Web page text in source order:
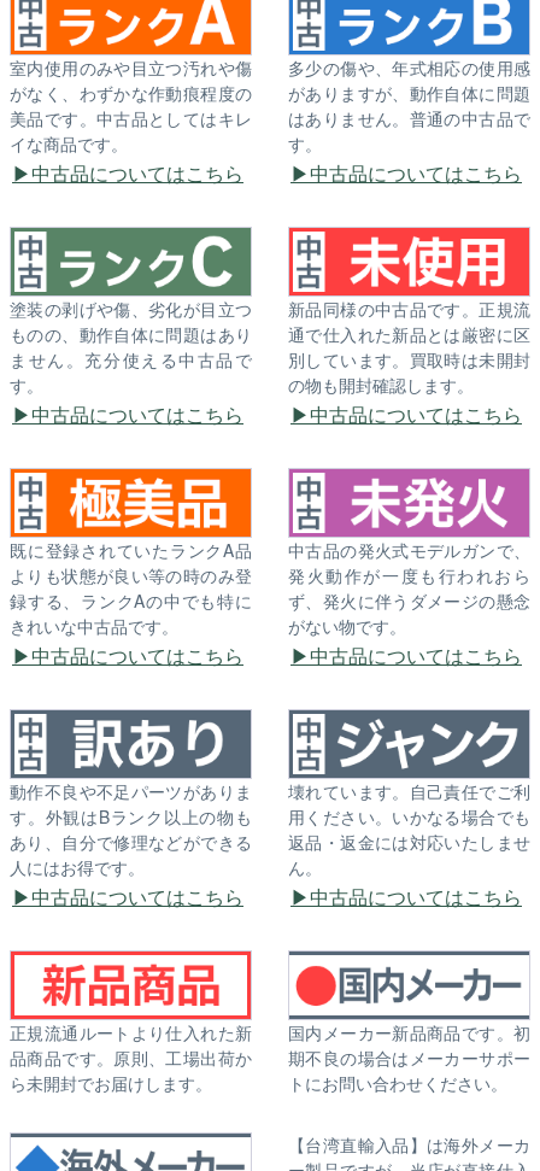
室内使用のみや目立つ汚れや傷
がなく、わずかな作動痕程度の
美品です。中古品としてはキレ
イな商品です。
中古品についてはこちら
多少の傷や、年式相応の使用感
がありますが、動作自体に問題
はありません。普通の中古品で
す。
中古品についてはこちら
塗装の剥げや傷、劣化が目立つ
ものの、動作自体に問題はあり
ません。充分使える中古品で
す。
中古品についてはこちら
新品同様の中古品です。正規流
通で仕入れた新品とは厳密に区
別しています。買取時は未開封
の物も開封確認します。
中古品についてはこちら
既に登録されていたランクA品
よりも状態が良い等の時のみ登
録する、ランクAの中でも特に
きれいな中古品です。
中古品についてはこちら
中古品の発火式モデルガンで、
発火動作が一度も行われおら
ず、発火に伴うダメージの懸念
がない物です。
中古品についてはこちら
動作不良や不足パーツがありま
す。外観はBランク以上の物も
あり、自分で修理などができる
人にはお得です。
中古品についてはこちら
壊れています。自己責任でご利
用ください。いかなる場合でも
返品・返金には対応いたしませ
ん。
中古品についてはこちら
正規流通ルートより仕入れた新
品商品です。原則、工場出荷か
ら未開封でお届けします。
国内メーカー新品商品です。初
期不良の場合はメーカーサポー
トにお問い合わせください。
【台湾直輸入品】は海外メーカ